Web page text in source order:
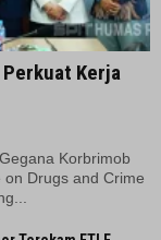
Perkuat Kerja
Korbrimob
Drugs and Crime